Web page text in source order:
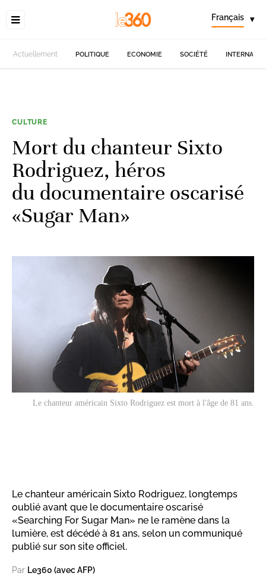
Français ▾
Actuellement POLITIQUE ECONOMIE SOCIÉTÉ
CULTURE
Mort du chanteur Sixto
Rodriguez, héros
du documentaire oscarisé
«Sugar Man»
Le chanteur américain Sixto Rodriguez est mort à l'âge de 81 ans.
Le chanteur américain Sixto Rodriguez, longtemps
oublié avant que le documentaire oscarisé
«Searching For Sugar Man» ne le ramène dans la
lumière, est décédé à 81 ans, selon un communiqué
publié sur son site officiel.
Par Le360 (avec AFP)